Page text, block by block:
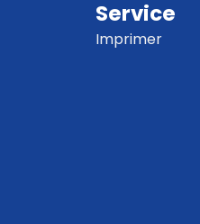
Service
Imprimer